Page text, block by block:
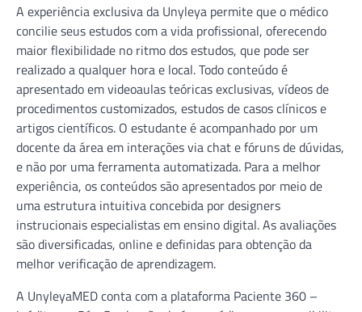
A experiência exclusiva da Unyleya permite que o médico
concilie seus estudos com a vida profissional, oferecendo
maior flexibilidade no ritmo dos estudos, que pode ser
realizado a qualquer hora e local. Todo conteúdo é
apresentado em videoaulas teóricas exclusivas, vídeos de
procedimentos customizados, estudos de casos clínicos e
artigos científicos. O estudante é acompanhado por um
docente da área em interações via chat e fóruns de dúvidas,
e não por uma ferramenta automatizada. Para a melhor
experiência, os conteúdos são apresentados por meio de
uma estrutura intuitiva concebida por designers
instrucionais especialistas em ensino digital. As avaliações
são diversificadas, online e definidas para obtenção da
melhor verificação de aprendizagem.
A UnyleyaMED conta com a plataforma Paciente 360 –